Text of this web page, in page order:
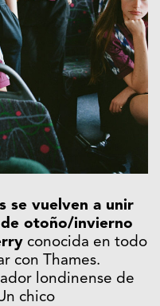
se vuelven a unir
otoño/invierno
conocida en todo
con Thames.
londinense de
chico